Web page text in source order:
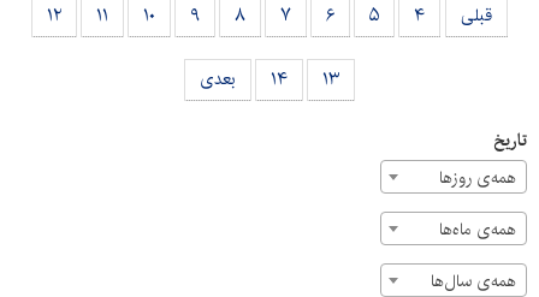
قبلی
۴ ۵ ۶ ۷ ۸ ۹ ۱۰ ۱۱ ۱۲
۱۳ ۱۴ بعدی
تاریخ
همه‌ی روزها
همه‌ی ماه‌ها
همه‌ی سال‌ها